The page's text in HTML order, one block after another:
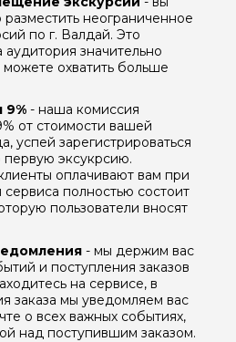
неограниченное
по г. Валдай. Это
аудитория значительно
охватить больше
9% - наша комиссия
от стоимости вашей
успей зарегистрироваться
первую эксукрсию.
оплачивают вам при
полностью состоит
пользователи вносят
- мы держим вас
и поступления заказов
на сервисе, в
заказа мы уведомляем вас
о всех важных событиях,
над поступившим заказом.